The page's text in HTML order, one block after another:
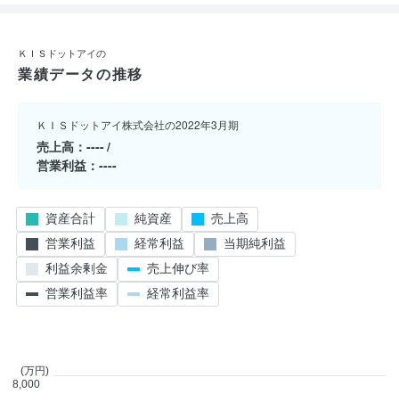
ＫＩＳドットアイの
業績データの推移
ＫＩＳドットアイ株式会社の2022年3月期
売上高
----
営業利益
----
(万円)
8,000
資産合計 純資産
売上高
営業利益
経常利益
当期純利益
利益余剰金
売上伸び率
営業利益率
経常利益率